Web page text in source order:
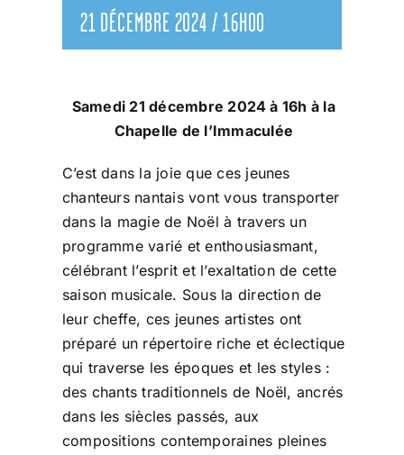
21 DÉCEMBRE 2024 / 16H00
Samedi 21 décembre 2024 à 16h à la
Chapelle de l’Immaculée
C’est dans la joie que ces jeunes
chanteurs nantais vont vous transporter
dans la magie de Noël à travers un
programme varié et enthousiasmant,
célébrant l’esprit et l’exaltation de cette
saison musicale. Sous la direction de
leur cheffe, ces jeunes artistes ont
préparé un répertoire riche et éclectique
qui traverse les époques et les styles :
des chants traditionnels de Noël, ancrés
dans les siècles passés, aux
compositions contemporaines pleines